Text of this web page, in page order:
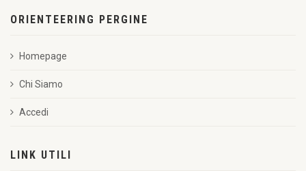
ORIENTEERING PERGINE
Homepage
Chi Siamo
Accedi
LINK UTILI